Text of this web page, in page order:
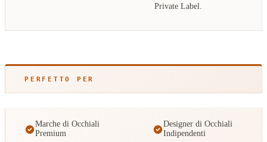
Private Label.
PERFETTO PER
Marche di Occhiali
Premium
Designer di Occhiali
Indipendenti